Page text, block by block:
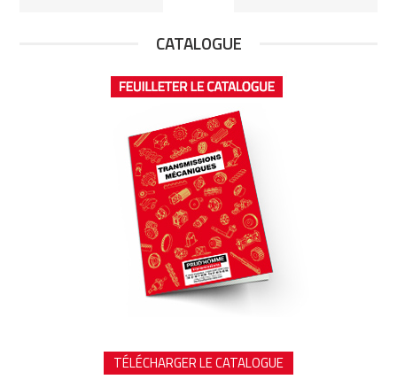
CATALOGUE
TÉLÉCHARGER LE CATALOGUE